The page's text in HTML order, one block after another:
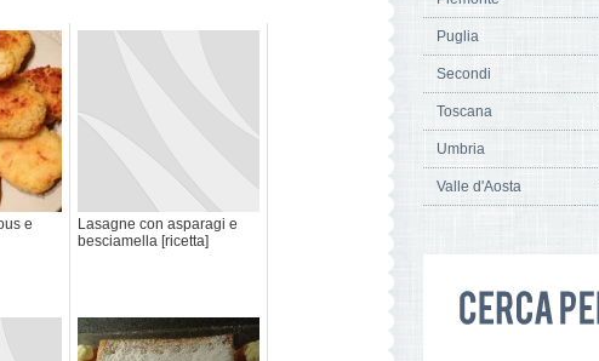
e
Lasagne con asparagi e
besciamella [ricetta]
Puglia
Secondi
Toscana
Umbria
Valle d'Aosta